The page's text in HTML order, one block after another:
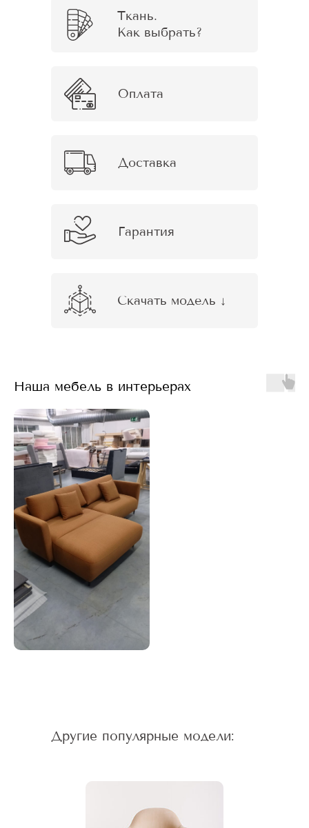
Гарантия
Оплата
Ткань.
Как выбрать?
Скачать модель ↓
Доставка
Наша мебель в интерьерах
Другие популярные модели: